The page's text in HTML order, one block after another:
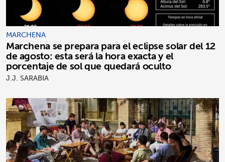
MARCHENA
Marchena se prepara para el eclipse solar del 12
de agosto: esta será la hora exacta y el
porcentaje de sol que quedará oculto
J.J. SARABIA